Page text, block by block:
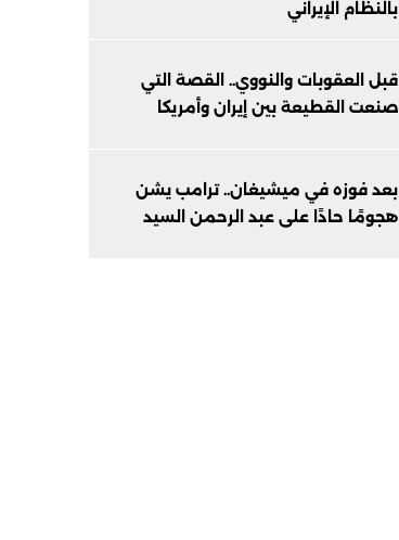
بالنظام الإيراني
قبل العقوبات والنووي.. القصة التي
صنعت القطيعة بين إيران وأمريكا
بعد فوزه في ميشيغان.. ترامب يشن
هجومًا حادًا على عبد الرحمن السيد